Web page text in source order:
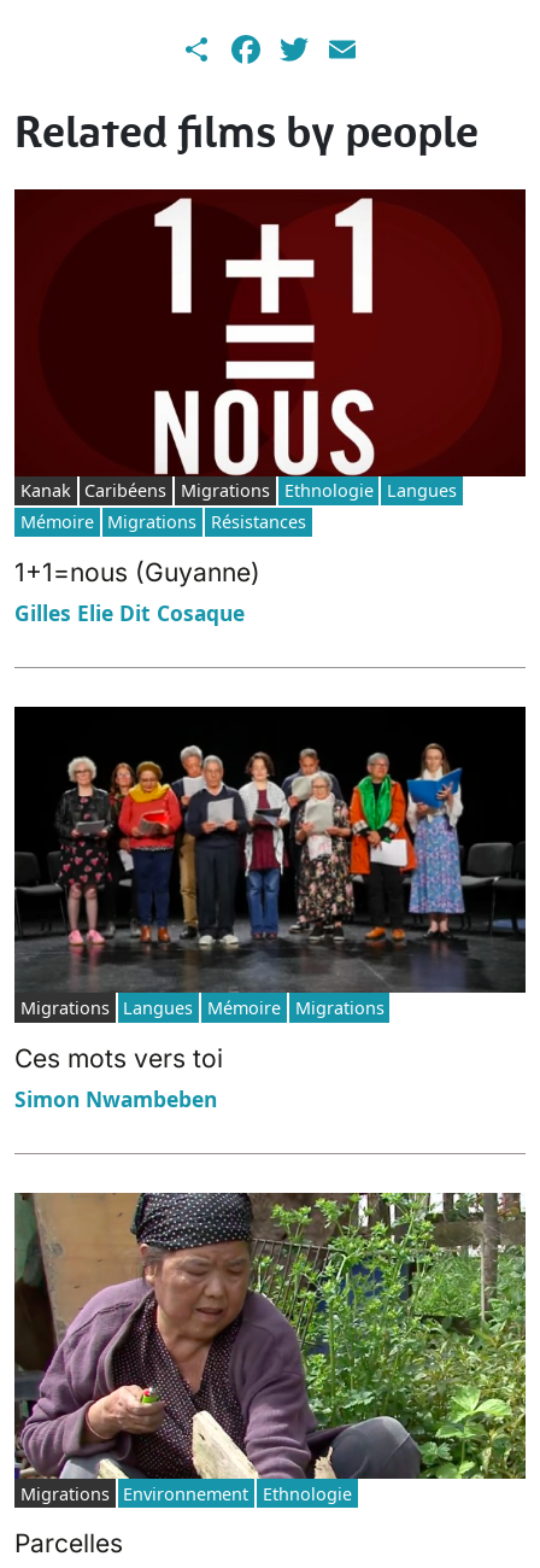
ShareFacebook
Twitter
Related films by people
Kanak Caribéens Migrations Ethnologie
Langues
Mémoire
Migrations Résistances
1+1=nous (Guyanne)
Gilles Elie Dit Cosaque
Migrations Langues Mémoire Migrations
Ces mots vers toi
Simon Nwambeben
Migrations Environnement Ethnologie
Parcelles